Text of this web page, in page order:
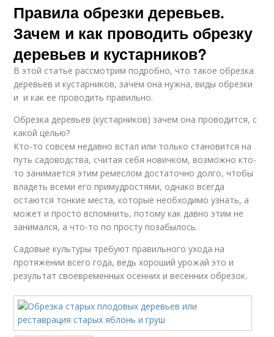
Правила обрезки деревьев.
Зачем и как проводить обрезку
деревьев и кустарников?
В этой статье рассмотрим подробно, что такое обрезка
деревьев и кустарников, зачем она нужна, виды обрезки
и и как ее проводить правильно.
Обрезка деревьев (кустарников) зачем она проводится, с
какой целью?
Кто-то совсем недавно встал или только становится на
путь садоводства, считая себя новичком, возможно кто-
то занимается этим ремеслом достаточно долго, чтобы
владеть всеми его примудростями, однако всегда
остаются тонкие места, которые необходимо узнать, а
может и просто вспомнить, потому как давно этим не
занимался, а что-то по просту позабылось.
Садовые культуры требуют правильного ухода на
протяжении всего года, ведь хороший урожай это и
результат своевременных осенних и весенних обрезок.